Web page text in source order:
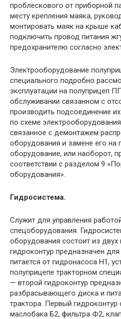
проблескового от приборной
месту крепления маяка,
монтировать маяк на крыше
подключить провод питания
предохранителю согласно
Электрооборудование
специального подробно
эксплуатации на полуприцеп
обслуживании связанном с
производить подсоединение
по схеме
связанное с демонтажем
оборудования и замене его на
оборудование, или наоборот,
соответствии с разделом 9
оборудования».
Гидросистема.
Служит для управления
спецоборудования.
оборудования состоит из
гидроконтур предназначен
питается от гидронасоса Н1,
полуприцепе тракторном
— второй гидроконтур
разбрасывающего диска и
трактора. Первый гидроконтур
маслобака Б2, фильтра Ф2,